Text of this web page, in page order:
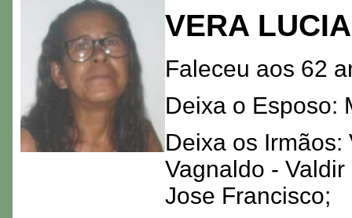
VERA
Faleceu aos 62
Deixa o Esposo:
Deixa os Irmãos:
Vagnaldo -
Jose Francisco;